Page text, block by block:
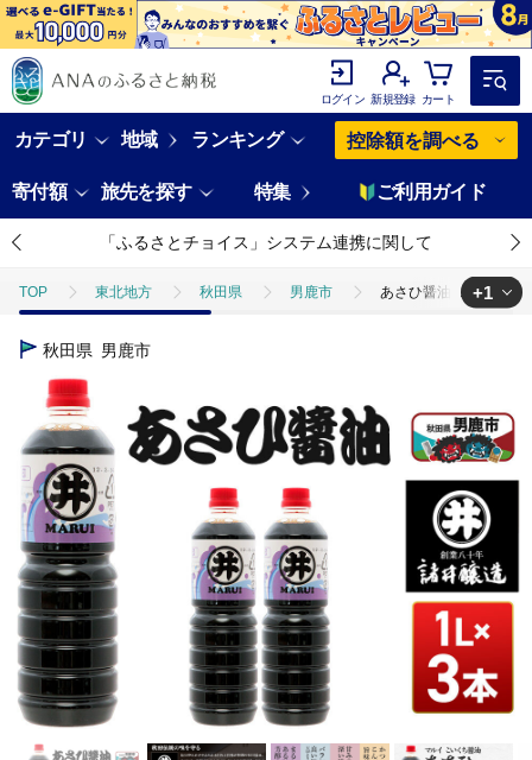
ログイン 新規登録 カート
カテゴリ 地域 ランキング 控除額を調べる
寄付額 旅先を探す 特集 ご利用ガイド
「ふるさとチョイス」システム連携に関して
TOP 東北地方 秋田県 男鹿市 あさひ醤油 1箱（1L×3
TOP
+1
秋田県 男鹿市